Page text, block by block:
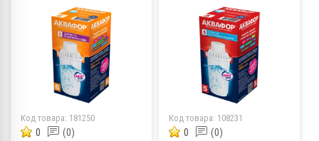
Код товара: 181250
0 (0)
Код товара: 108231
0 (0)